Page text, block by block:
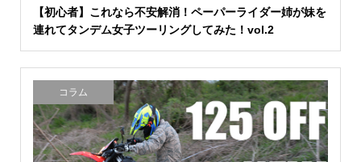
【初心者】これなら不安解消！ペーパーライダー姉が妹を
連れてタンデム女子ツーリングしてみた！vol.2
コラム